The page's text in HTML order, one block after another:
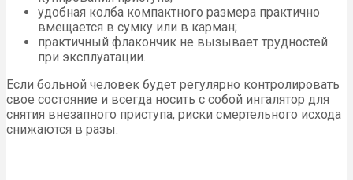
удобная колба компактного размера практично
вмещается в сумку или в карман;
практичный флакончик не вызывает трудностей
при эксплуатации.
Если больной человек будет регулярно контролировать
свое состояние и всегда носить с собой ингалятор для
снятия внезапного приступа, риски смертельного исхода
снижаются в разы.